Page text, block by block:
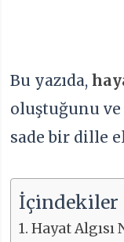
Bu yazıda,
oluştuğunu
sade bir dille
İçindekiler
Hayat Algısı